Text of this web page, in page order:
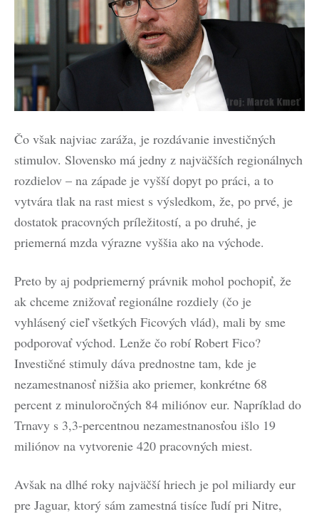
Čo však najviac zaráža, je rozdávanie investičných
stimulov. Slovensko má jedny z najväčších regionálnych
rozdielov – na západe je vyšší dopyt po práci, a to
vytvára tlak na rast miest s výsledkom, že, po prvé, je
dostatok pracovných príležitostí, a po druhé, je
priemerná mzda výrazne vyššia ako na východe.
Preto by aj podpriemerný právnik mohol pochopiť, že
ak chceme znižovať regionálne rozdiely (čo je
vyhlásený cieľ všetkých Ficových vlád), mali by sme
podporovať východ. Lenže čo robí Robert Fico?
Investičné stimuly dáva prednostne tam, kde je
nezamestnanosť nižšia ako priemer, konkrétne 68
percent z minuloročných 84 miliónov eur. Napríklad do
Trnavy s 3,3-percentnou nezamestnanosťou išlo 19
miliónov na vytvorenie 420 pracovných miest.
Avšak na dlhé roky najväčší hriech je pol miliardy eur
pre Jaguar, ktorý sám zamestná tisíce ľudí pri Nitre,